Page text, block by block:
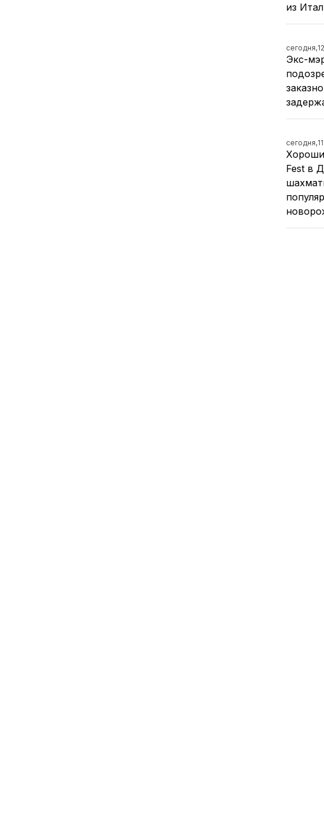
из
сегодня,
Экс-
сегодня,
Fest в